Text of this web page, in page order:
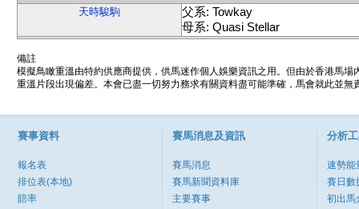
天時駿駒
父系: Towkay
母系: Quasi Stellar
備註
模擬鳥瞰重溫由特約供應商提供，供馬迷作個人娛樂資訊之用。但由於香港馬
重溫片段出現偏差。本會已盡一切努力務求有關資料盡可能準確，馬會就此並
賽事資料
報名表
排位表(本地)
賠率
賽馬消息及資訊
賽馬消息
賽馬新聞資料庫
主要賽事
分析
速勢能
賽日數
初出馬